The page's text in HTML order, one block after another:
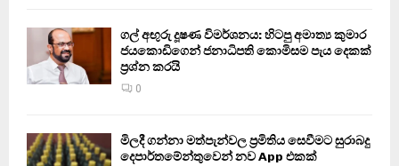
ගල් අඟුරු දූෂණ විමර්ශනය: හිටපු අමාත්‍ය කුමාර
ජයකොඩිගෙන් ජනාධිපති කොමිසම පැය දෙකක්
ප්‍රශ්න කරයි
0
මිලදී ගන්නා මත්පැන්වල ප්‍රමිතිය සෙවීමට සුරාබදු
දෙපාර්තමේන්තුවෙන් නව App එකක්